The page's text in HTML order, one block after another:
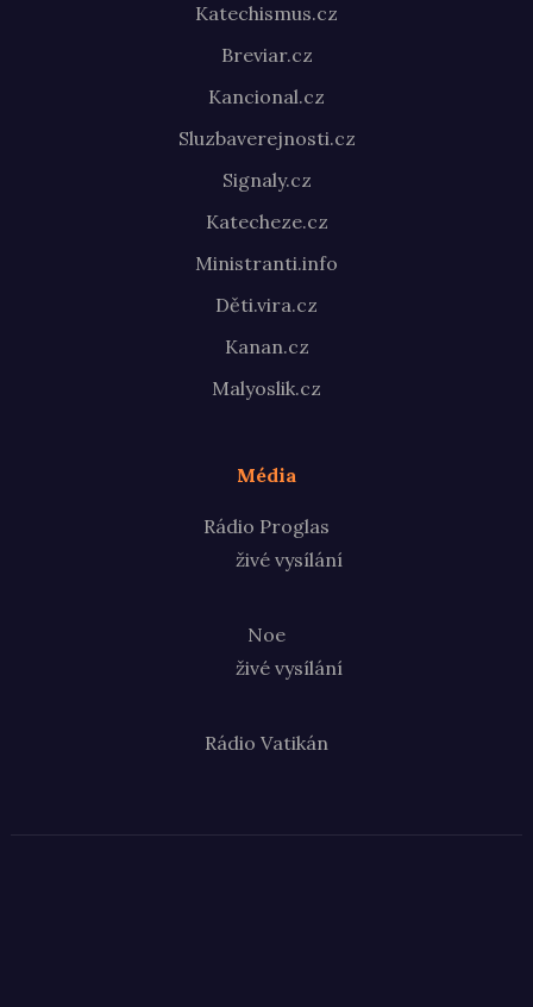
Katechismus.cz
Breviar.cz
Kancional.cz
Sluzbaverejnosti.cz
Signaly.cz
Katecheze.cz
Ministranti.info
Děti.vira.cz
Kanan.cz
Malyoslik.cz
Média
Rádio Proglas
živé vysílání
Noe
živé vysílání
Rádio Vatikán